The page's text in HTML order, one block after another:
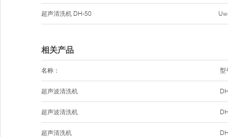
超声清洗机 DH-50
相关产品
名称： 型
超声波清洗机
超声波清洗机
超声清洗机